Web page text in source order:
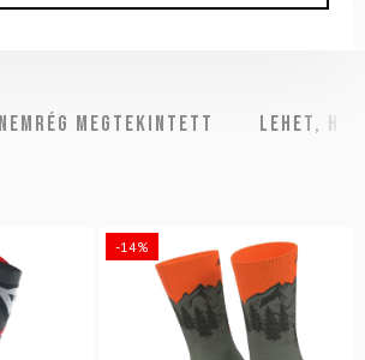
NEMRÉG MEGTEKINTETT Lehet,
-14%